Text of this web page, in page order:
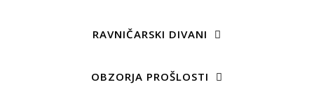
RAVNIČARSKI DIVANI
OBZORJA PROŠLOSTI